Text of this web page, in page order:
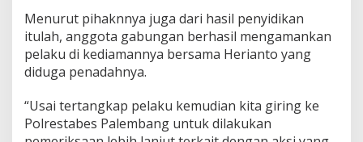
i
Menurut pihaknnya juga dari hasil penyidikan
itulah, anggota gabungan berhasil mengamankan
pelaku di kediamannya bersama Herianto yang
diduga penadahnya.
“Usai tertangkap pelaku kemudian kita giring ke
Polrestabes Palembang untuk dilakukan